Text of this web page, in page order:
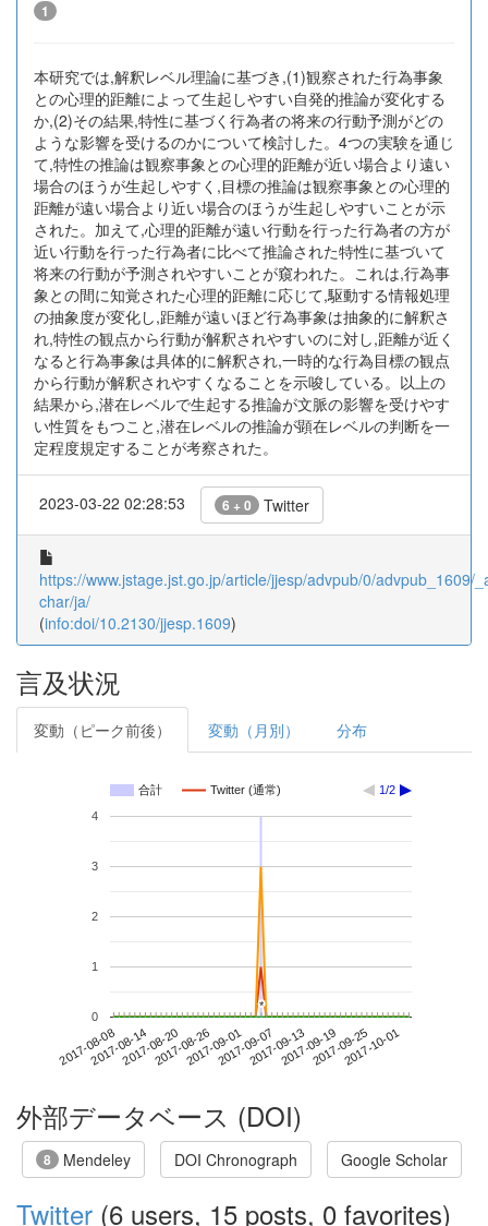
1
本研究では,解釈レベル理論に基づき,(1)観察された行為事象
との心理的距離によって生起しやすい自発的推論が変化する
か,(2)その結果,特性に基づく行為者の将来の行動予測がどの
ような影響を受けるのかについて検討した。4つの実験を通じ
て,特性の推論は観察事象との心理的距離が近い場合より遠い
場合のほうが生起しやすく,目標の推論は観察事象との心理的
距離が遠い場合より近い場合のほうが生起しやすいことが示
された。加えて,心理的距離が遠い行動を行った行為者の方が
近い行動を行った行為者に比べて推論された特性に基づいて
将来の行動が予測されやすいことが窺われた。これは,行為事
象との間に知覚された心理的距離に応じて,駆動する情報処理
の抽象度が変化し,距離が遠いほど行為事象は抽象的に解釈さ
れ,特性の観点から行動が解釈されやすいのに対し,距離が近く
なると行為事象は具体的に解釈され,一時的な行為目標の観点
から行動が解釈されやすくなることを示唆している。以上の
結果から,潜在レベルで生起する推論が文脈の影響を受けやす
い性質をもつこと,潜在レベルの推論が顕在レベルの判断を一
定程度規定することが考察された。
2023-03-22 02:28:53 6 + 0 Twitter
https://www.jstage.jst.go.jp/article/jjesp/advpub/0/advpub_1609/
char/ja/
(info:doi/10.2130/jjesp.1609)
言及状況
変動（ピーク前後） 変動（月別） 分布
合計 Twitter (通常) 1/2
2017-08-082017-08-142017-08-202017-08-262017-09-012017-09-072017-09-132017-09-192017-09-252017-10-01
0
1
2
3
4
*
*
外部データベース (DOI)
8 Mendeley DOI Chronograph Google Scholar
Twitter (6 users, 15 posts, 0 favorites)